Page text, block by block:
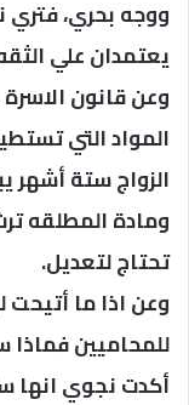
ووجه بحري، فتري
يعتمدان علي
وعن قانون
المواد التي
الزواج ستة أشهر
ومادة المطلقه
تحتاج لتعديل.
وعن اذا ما أتيحت
للمحاميين فماذا
أكدت نجوي انها